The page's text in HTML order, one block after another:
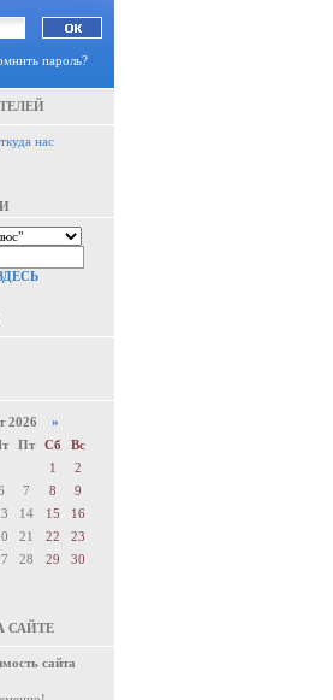
пароль?
2026 »
Пт Сб
Вс
1
2
7 8
9
14 15
16
21 22
23
28 29
30
САЙТЕ
сайта